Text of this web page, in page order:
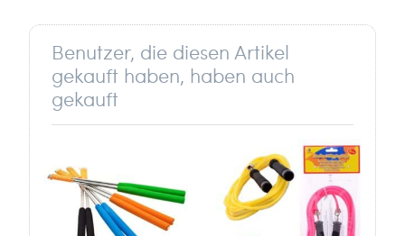
Ballaballa - Spielwaren und Freizeitsport
GmbH
Deutschland
info[at]ballaballa.de
Benutzer, die diesen Artikel
gekauft haben, haben auch
gekauft